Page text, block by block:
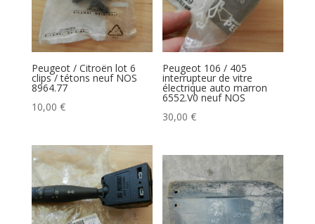
Peugeot / Citroën lot 6
clips / tétons neuf NOS
8964.77
10,00 €
Peugeot 106 / 405
interrupteur de vitre
électrique auto marron
6552.V0 neuf NOS
30,00€